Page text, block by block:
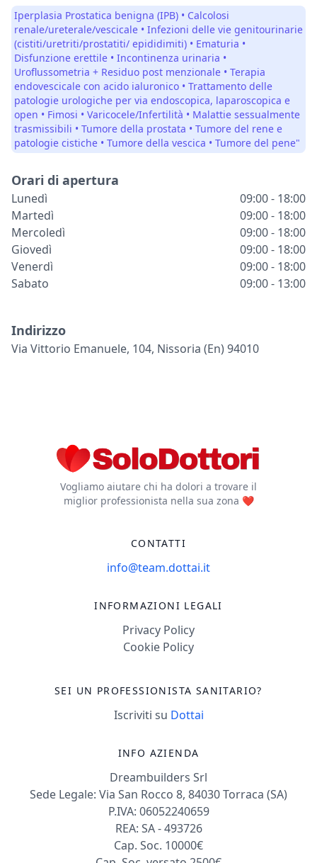
Iperplasia Prostatica benigna (IPB) • Calcolosi
renale/ureterale/vescicale • Infezioni delle vie genitourinarie
(cistiti/uretriti/prostatiti/ epididimiti) • Ematuria •
Disfunzione erettile • Incontinenza urinaria •
Uroflussometria + Residuo post menzionale • Terapia
endovescicale con acido ialuronico • Trattamento delle
patologie urologiche per via endoscopica, laparoscopica e
open • Fimosi • Varicocele/Infertilità • Malattie sessualmente
trasmissibili • Tumore della prostata • Tumore del rene e
patologie cistiche • Tumore della vescica • Tumore del pene"
Orari di apertura
Lunedì
09:00 - 18:00
Martedì
09:00 - 18:00
Mercoledì
09:00 - 18:00
Giovedì
09:00 - 18:00
Venerdì
09:00 - 18:00
Sabato
09:00 - 13:00
Indirizzo
Via Vittorio Emanuele, 104, Nissoria (en) 94010
Vogliamo aiutare chi ha dolori a trovare il
miglior professionista nella sua zona ❤️
CONTATTI
info@team.dottai.it
INFORMAZIONI LEGALI
Privacy Policy
Cookie Policy
SEI UN PROFESSIONISTA SANITARIO?
Iscriviti su Dottai
INFO AZIENDA
Dreambuilders Srl
Sede Legale: Via San Rocco 8, 84030 Torraca (SA)
P.IVA: 06052240659
REA: SA - 493726
Cap. Soc. 10000€